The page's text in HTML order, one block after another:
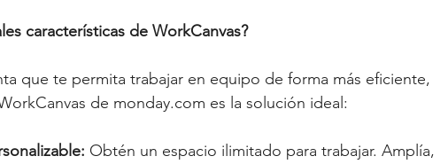
características de WorkCanvas?
que te permita trabajar en equipo de forma más eficiente,
de monday.com es la solución ideal:
Obtén un espacio ilimitado para trabajar. Amplía,